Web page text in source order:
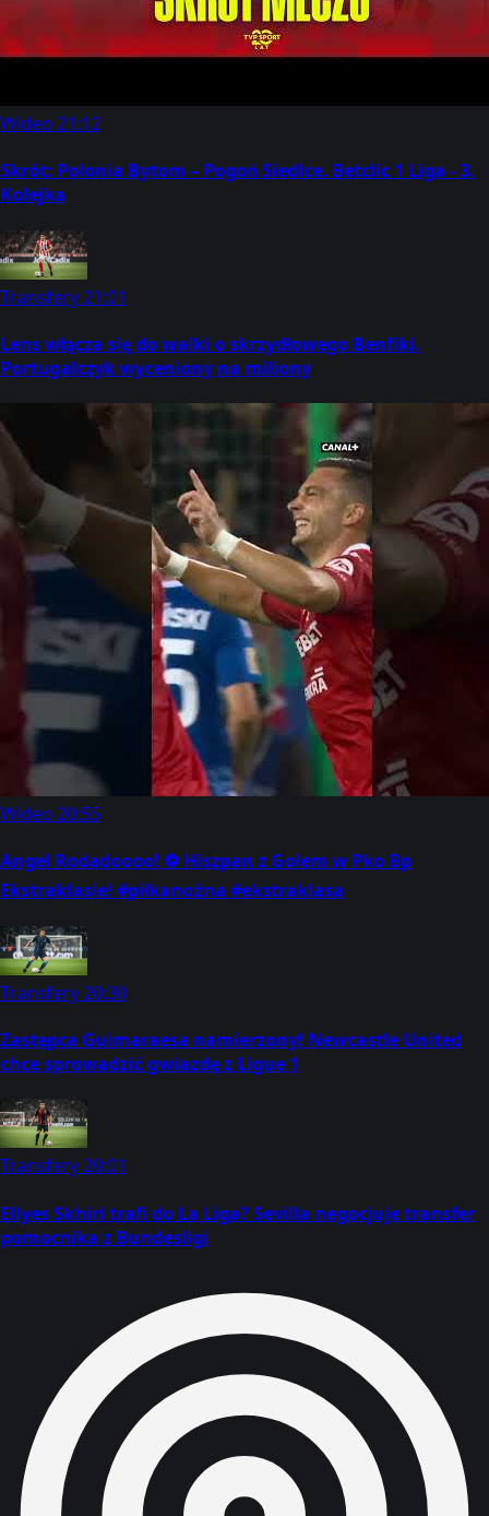
Wideo 21:12
Skrót: Polonia Bytom – Pogoń Siedlce. Betclic 1 Liga - 3.
Kolejka
Transfery21:01
Lens włącza się do walki o skrzydłowego Benfiki.
Portugalczyk wyceniony na miliony
Wideo 20:55
Angel Rodadoooo! ⚽ Hiszpan z Golem w Pko Bp
Ekstraklasie! #piłkanożna #ekstraklasa
Transfery20:30
Zastępca Guimaraesa namierzony! Newcastle United
chce sprowadzić gwiazdę z Ligue 1
Transfery20:01
Ellyes Skhiri trafi do La Liga? Sevilla negocjuje transfer
pomocnika z Bundesligi